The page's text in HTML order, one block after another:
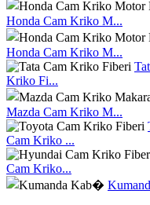
Honda Cam Kriko M...
Honda Cam Kriko M...
Kriko Fi...
Mazda Cam Kriko M...
Cam Kriko ...
Cam Kriko...